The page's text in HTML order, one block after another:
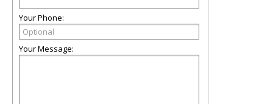
Your Phone:
Your Message: